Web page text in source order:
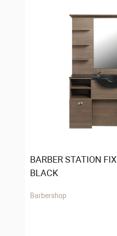
BARBER STATION FIX
BLACK
Barbershop